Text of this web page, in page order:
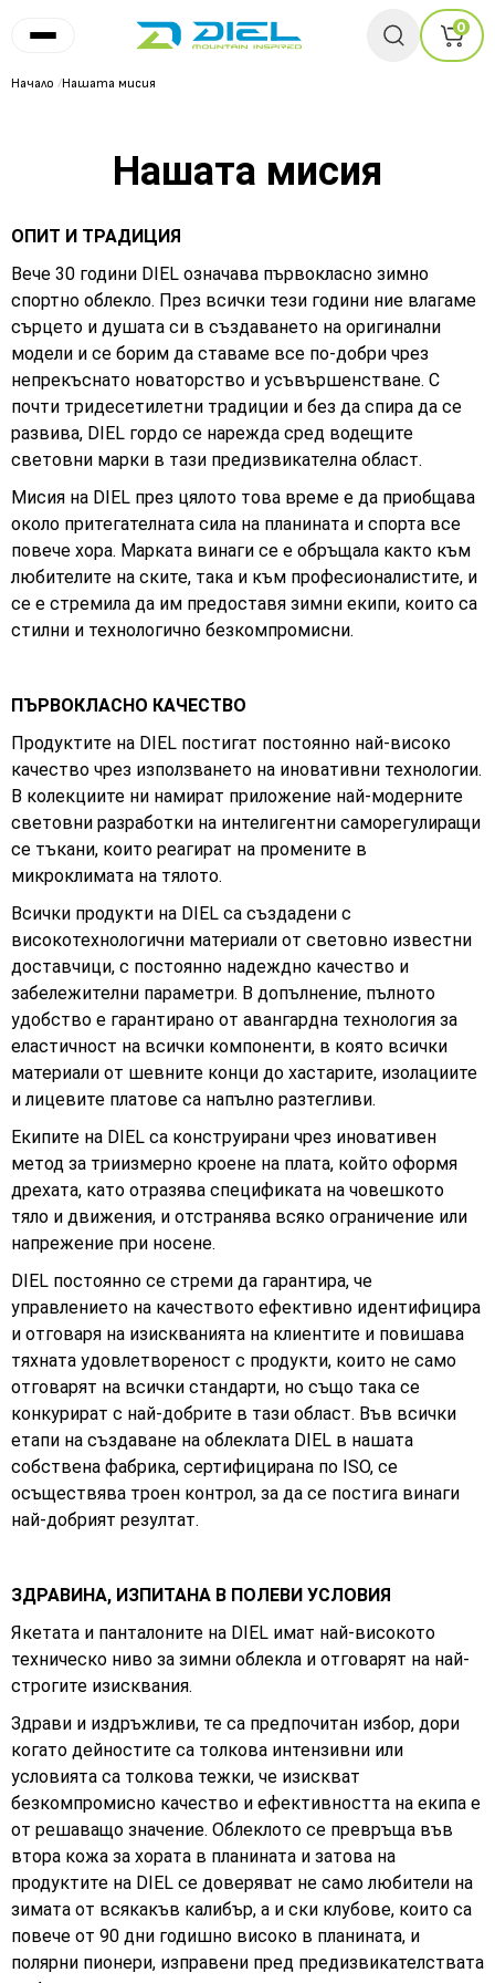
0
Начало /Нашата мисия
Нашата мисия
ОПИТ И ТРАДИЦИЯ
Вече 30 години DIEL означава първокласно зимно
спортно облекло. През всички тези години ние влагаме
сърцето и душата си в създаването на оригинални
модели и се борим да ставаме все по-добри чрез
непрекъснато новаторство и усъвършенстване. С
почти тридесетилетни традиции и без да спира да се
развива, DIEL гордо се нарежда сред водещите
световни марки в тази предизвикателна област.
Mисия на DIEL през цялото това време е да приобщава
около притегателната сила на планината и спорта все
повече хора. Марката винаги се е обръщала както към
любителите на ските, така и към професионалистите, и
се е стремила да им предоставя зимни екипи, които са
стилни и технологично безкомпромисни.
ПЪРВОКЛАСНО КАЧЕСТВО
Продуктите на DIEL постигат постоянно най-високо
качество чрез използването на иновативни технологии.
В колекциите ни намират приложение най-модерните
световни разработки на интелигентни саморегулиращи
се тъкани, които реагират на промените в
микроклимата на тялото.
Всички продукти на DIEL са създадени с
високотехнологични материали от световно известни
доставчици, с постоянно надеждно качество и
забележителни параметри. В допълнение, пълното
удобство е гарантирано от авангардна технология за
еластичност на всички компоненти, в която всички
материали от шевните конци до хастарите, изолациите
и лицевите платове са напълно разтегливи.
Екипите на DIEL са конструирани чрез иновативен
метод за триизмерно кроене на плата, който оформя
дрехата, като отразява спецификата на човешкото
тяло и движения, и отстранява всяко ограничение или
напрежение при носене.
DIEL постоянно се стреми да гарантира, че
управлението на качеството ефективно идентифицира
и отговаря на изискванията на клиентите и повишава
тяхната удовлетвореност с продукти, които не само
отговарят на всички стандарти, но също така се
конкурират с най-добрите в тази област. Във всички
етапи на създаване на облеклата DIEL в нашата
собствена фабрика, сертифицирана по ISO, се
осъществява троен контрол, за да се постига винаги
най-добрият резултат.
ЗДРАВИНА, ИЗПИТАНА В ПОЛЕВИ УСЛОВИЯ
Якетата и панталоните на DIEL имат най-високото
техническо ниво за зимни облекла и отговарят на най-
строгите изисквания.
Здрави и издръжливи, те са предпочитан избор, дори
когато дейностите са толкова интензивни или
условията са толкова тежки, че изискват
безкомпромисно качество и ефективността на екипа е
от решаващо значение. Облеклото се превръща във
втора кожа за хората в планината и затова на
продуктите на DIEL се доверяват не само любители на
зимата от всякакъв калибър, а и ски клубове, които са
повече от 90 дни годишно високо в планината, и
полярни пионери, изправени пред предизвикателствата